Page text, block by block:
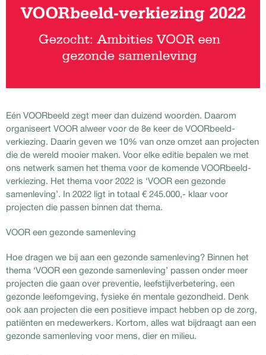
Eén VOORbeeld zegt meer dan duizend woorden. Daarom
organiseert VOOR alweer voor de 8e keer de VOORbeeld-
verkiezing. Daarin geven we 10% van onze omzet aan projecten
die de wereld mooier maken. Voor elke editie bepalen we met
ons netwerk samen het thema voor de komende VOORbeeld-
verkiezing. Het thema voor 2022 is ‘VOOR een gezonde
samenleving’. In 2022 ligt in totaal € 245.000,- klaar voor
projecten die passen binnen dat thema.
VOOR een gezonde samenleving
Hoe dragen we bij aan een gezonde samenleving? Binnen het
thema ‘VOOR een gezonde samenleving’ passen onder meer
projecten die gaan over preventie, leefstijlverbetering, een
gezonde leefomgeving, fysieke én mentale gezondheid. Denk
ook aan projecten die een positieve impact hebben op de zorg,
patiënten en medewerkers. Kortom, alles wat bijdraagt aan een
gezonde samenleving voor mens, dier en milieu.